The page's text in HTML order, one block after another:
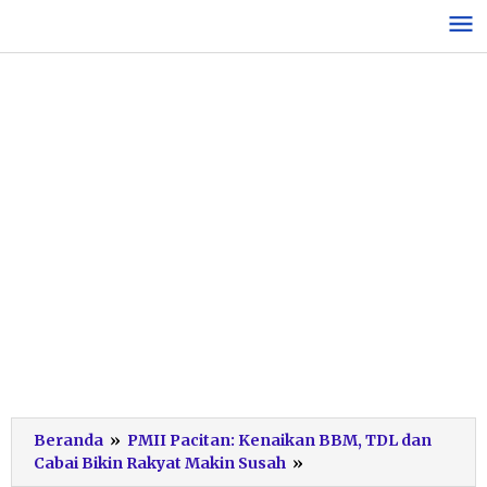
konten
Beranda » PMII Pacitan: Kenaikan BBM, TDL dan
Cabai Bikin Rakyat Makin Susah »